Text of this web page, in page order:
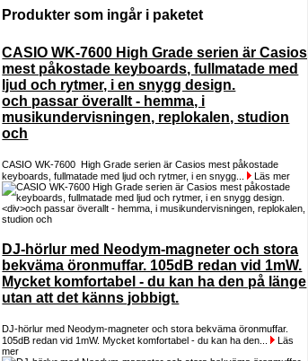
Produkter som ingår i paketet
CASIO WK-7600 High Grade serien är Casios
mest påkostade keyboards, fullmatade med
ljud och rytmer, i en snygg design.
och passar överallt - hemma, i
musikundervisningen, replokalen, studion
och
CASIO WK-7600 High Grade serien är Casios mest påkostade
keyboards, fullmatade med ljud och rytmer, i en snygg...
Läs mer
DJ-hörlur med Neodym-magneter och stora
bekväma öronmuffar. 105dB redan vid 1mW.
Mycket komfortabel - du kan ha den på länge
utan att det känns jobbigt.
DJ-hörlur med Neodym-magneter och stora bekväma öronmuffar.
105dB redan vid 1mW. Mycket komfortabel - du kan ha den...
Läs
mer